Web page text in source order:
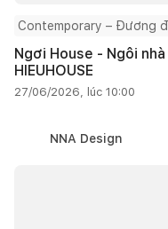
Contemporary – Đương
Ngơi House - Ngôi
HIEUHOUSE
27/06/2026, lúc 10:00
NNA Design